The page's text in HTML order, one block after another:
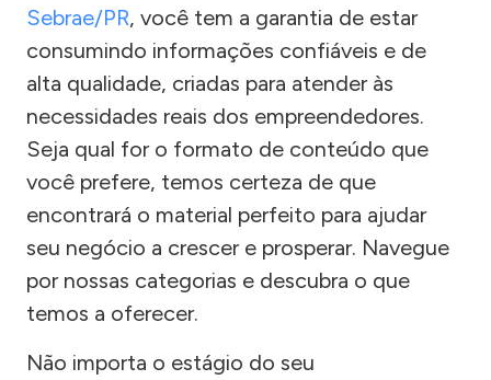
Sebrae/PR, você tem a garantia de estar
consumindo informações confiáveis e de
alta qualidade, criadas para atender às
necessidades reais dos empreendedores.
Seja qual for o formato de conteúdo que
você prefere, temos certeza de que
encontrará o material perfeito para ajudar
seu negócio a crescer e prosperar. Navegue
por nossas categorias e descubra o que
temos a oferecer.
Não importa o estágio do seu